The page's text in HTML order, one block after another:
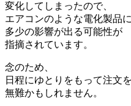
変化してしまったので、
エアコンのような電化製品
多少の影響が出る可能性が
指摘されています。
念のため、
日程にゆとりをもって注文
無難かもしれません。